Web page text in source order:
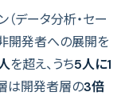
データ分析・セー
開発者への展開を
を超え、うち5人に1
は開発者層の3倍